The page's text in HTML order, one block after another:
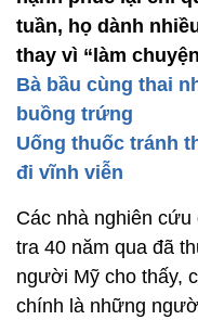
tuần, họ dành
thay vì “làm
Bà bầu cùng thai
buồng trứng
Uống thuốc tránh
đi vĩnh viễn
Các nhà nghiên cứu
tra 40 năm qua đã
người Mỹ cho thấy,
chính là những